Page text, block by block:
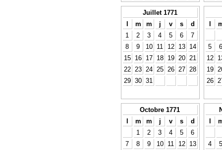
Juillet 1771
l
m m j v s
d
1
2 3 4 5 6
7
8
9 10 11 12 13
14
15
16 17 18 19 20
21
22
23 24 25 26 27
28
29 30 31
l
5
6
12
19
26
Octobre 1771
l
m m j v s
d
1
2 3 4 5
6
7
8 9 10 11 12
13
l
4
5